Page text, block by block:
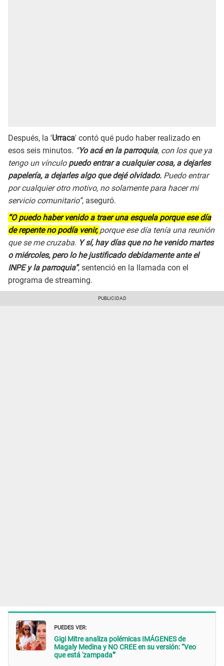
Después, la 'Urraca' contó qué pudo haber realizado en
esos seis minutos. “Yo acá en la parroquia, con los que ya
tengo un vínculo puedo entrar a cualquier cosa, a dejarles
papelería, a dejarles algo que dejé olvidado. Puedo entrar
por cualquier otro motivo, no solamente para hacer mi
servicio comunitario”, aseguró.
“O puedo haber venido a traer una esquela porque ese día
de repente no podía venir, porque ese día tenía una reunión
que se me cruzaba. Y sí, hay días que no he venido martes
o miércoles, pero lo he justificado debidamente ante el
INPE y la parroquia”, sentenció en la llamada con el
programa de streaming.
PUEDES VER:
Gigi Mitre analiza polémicas IMÁGENES de
Magaly Medina y NO CREE en su versión: “Veo
que está 'zampada'”